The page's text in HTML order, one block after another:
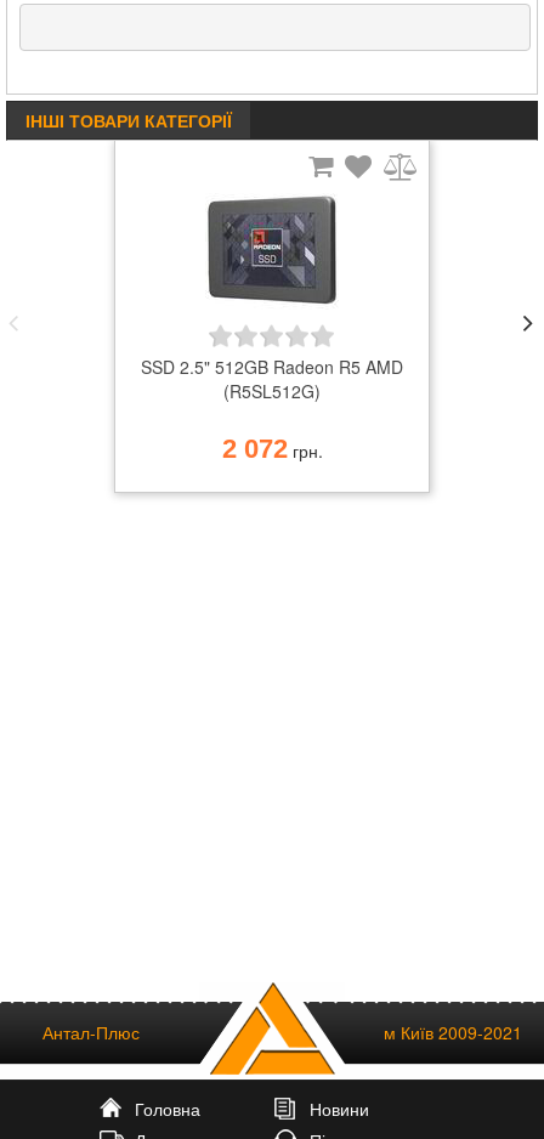
ІНШІ ТОВАРИ КАТЕГОРІЇ
SSD 2.5" 512GB Radeon R5 AMD
(R5SL512G)
2 072грн.
Антал-Плюс м Київ 2009-2021
Головна
Новини